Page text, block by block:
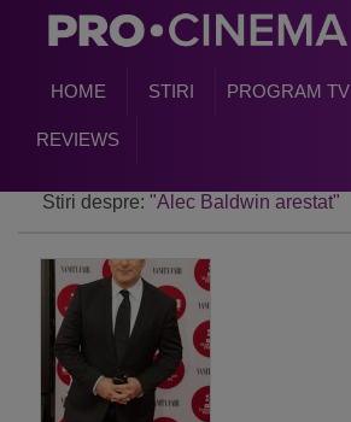
HOME STIRI PROGRAM TV
REVIEWS
Stiri despre: "Alec Baldwin arestat"